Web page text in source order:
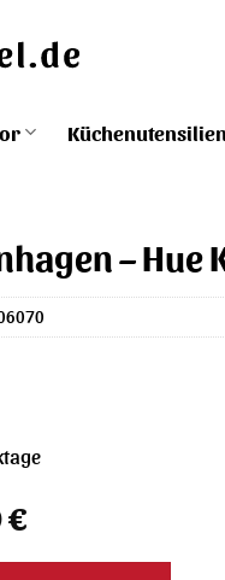
Küchenutensilien
–
€Aktueller